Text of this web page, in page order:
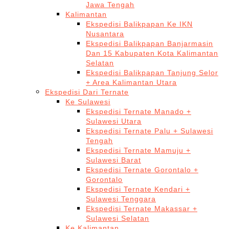
Jawa Tengah
Kalimantan
Ekspedisi Balikpapan Ke IKN
Nusantara
Ekspedisi Balikpapan Banjarmasin
Dan 15 Kabupaten Kota Kalimantan
Selatan
Ekspedisi Balikpapan Tanjung Selor
+ Area Kalimantan Utara
Ekspedisi Dari Ternate
Ke Sulawesi
Ekspedisi Ternate Manado +
Sulawesi Utara
Ekspedisi Ternate Palu + Sulawesi
Tengah
Ekspedisi Ternate Mamuju +
Sulawesi Barat
Ekspedisi Ternate Gorontalo +
Gorontalo
Ekspedisi Ternate Kendari +
Sulawesi Tenggara
Ekspedisi Ternate Makassar +
Sulawesi Selatan